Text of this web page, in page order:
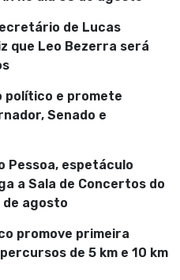
de Lucas
que Leo Bezerra será
político e promete
Senado e
Pessoa, espetáculo
a Sala de Concertos do
de agosto
promove primeira
de 5 km e 10 km